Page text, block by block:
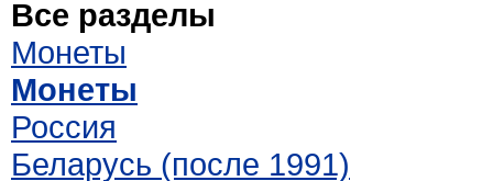
Все разделы
Монеты
Монеты
Россия
Беларусь (после 1991)